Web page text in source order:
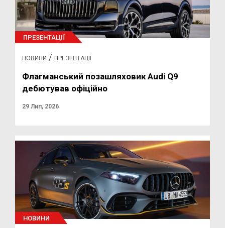
ПРЕЗЕНТАЦІЇ
НОВИНИ / ПРЕЗЕНТАЦІЇ
Флагманський позашляховик Audi Q9
дебютував офіційно
29 Лип, 2026
НОВИНИ